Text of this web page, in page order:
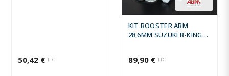
50,42 € TTC
KIT BOOSTER ABM
28,6MM SUZUKI B-KING
89,90 € TTC